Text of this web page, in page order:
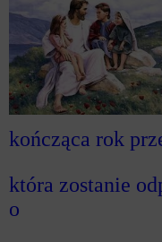
kończąca rok
która zostanie
o